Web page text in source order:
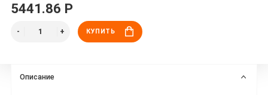
5441.86 Р
КУПИТЬ
Описание